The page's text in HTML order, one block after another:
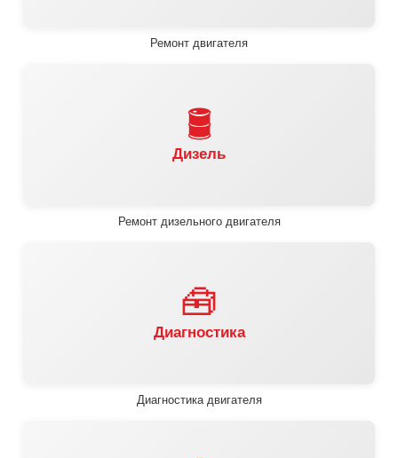
Ремонт двигателя
🛢️
Дизель
Ремонт дизельного двигателя
🧰
Диагностика
Диагностика двигателя